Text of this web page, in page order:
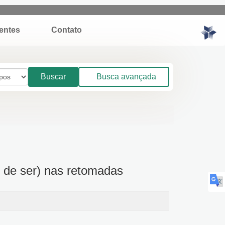
Contato
Buscar Busca avançada
de ser) nas retomadas